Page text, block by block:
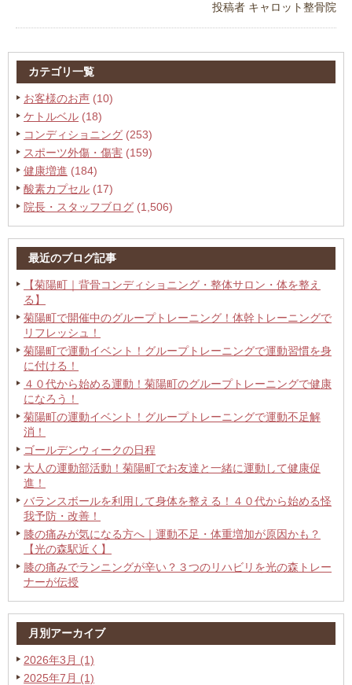
投稿者 キャロット整骨院
カテゴリ一覧
お客様のお声 (10)
ケトルベル (18)
コンディショニング (253)
スポーツ外傷・傷害 (159)
健康増進 (184)
酸素カプセル (17)
院長・スタッフブログ (1,506)
最近のブログ記事
【菊陽町｜背骨コンディショニング・整体サロン・体を整え
る】
菊陽町で開催中のグループトレーニング！体幹トレーニングで
リフレッシュ！
菊陽町で運動イベント！グループトレーニングで運動習慣を身
に付ける！
４０代から始める運動！菊陽町のグループトレーニングで健康
になろう！
菊陽町の運動イベント！グループトレーニングで運動不足解
消！
ゴールデンウィークの日程
大人の運動部活動！菊陽町でお友達と一緒に運動して健康促
進！
バランスボールを利用して身体を整える！４０代から始める怪
我予防・改善！
膝の痛みが気になる方へ｜運動不足・体重増加が原因かも？
【光の森駅近く】
膝の痛みでランニングが辛い？３つのリハビリを光の森トレー
ナーが伝授
月別アーカイブ
2026年3月 (1)
2025年7月 (1)